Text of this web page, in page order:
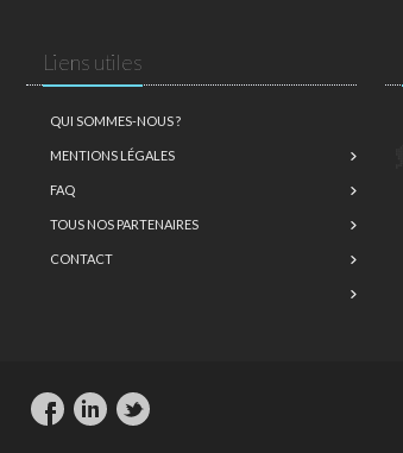
Liens utiles
QUI SOMMES-NOUS ?
MENTIONS LÉGALES
FAQ
TOUS NOS PARTENAIRES
CONTACT